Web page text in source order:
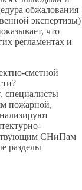
обжалования
экспертизы)
что
регламентах и
сметной
специалисты
пожарной,
СНиПам
разделы